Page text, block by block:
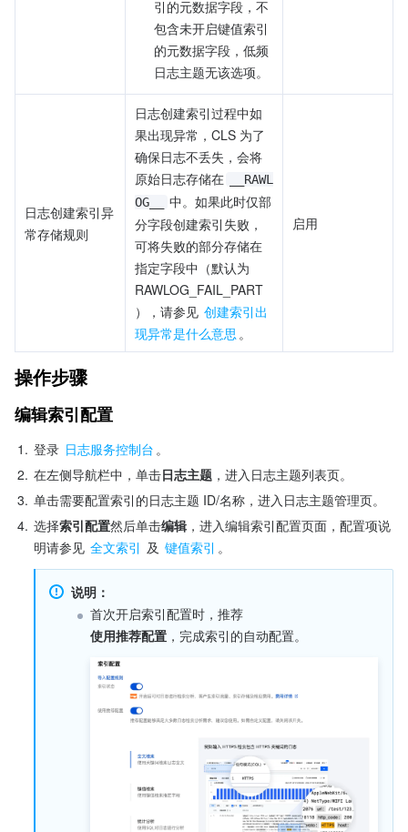
引的元数据字段，不
包含未开启键值索引
的元数据字段，低频
日志主题无该选项。
日志创建索引异
常存储规则
日志创建索引过程中如
果出现异常，CLS 为了
确保日志不丢失，会将
原始日志存储在
__RAWL
OG__
中。如果此时仅部
分字段创建索引失败，
可将失败的部分存储在
指定字段中（默认为
RAWLOG_FAIL_PART
），请参见 创建索引出
现异常是什么意思 。
启用
操作步骤
编辑索引配置
1. 登录 日志服务控制台 。
2. 在左侧导航栏中，单击日志主题 ，进入日志主题列表页。
3. 单击需要配置索引的日志主题 ID/名称，进入日志主题管理页。
4. 选择索引配置然后单击编辑 ，进入编辑索引配置页面，配置项说
明请参见 全文索引 及 键值索引 。
说明：
首次开启索引配置时，推荐
使用推荐配置 ，完成索引的自动配置。